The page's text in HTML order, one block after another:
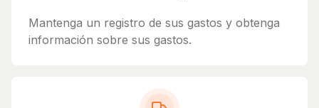
Mantenga un registro de sus gastos y obtenga
información sobre sus gastos.